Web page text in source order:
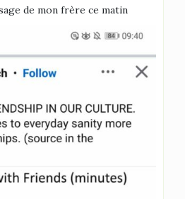
de mon frère ce matin